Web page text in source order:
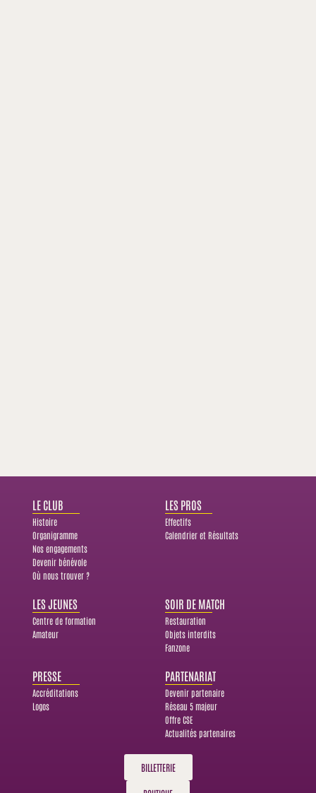
LE CLUB
Histoire
Organigramme
Nos engagements
Devenir bénévole
Où nous trouver ?
LES PROS
Effectifs
Calendrier et Résultats
LES JEUNES
Centre de formation
Amateur
SOIR DE MATCH
Restauration
Objets interdits
Fanzone
PRESSE
Accréditations
Logos
PARTENARIAT
Devenir partenaire
Réseau 5 majeur
Offre CSE
Actualités partenaires
BILLETTERIE